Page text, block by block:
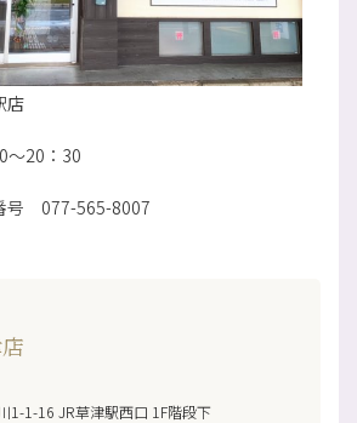
店
20：30
号 077-565-8007
1-1-16 JR草津駅西口 1F階段下